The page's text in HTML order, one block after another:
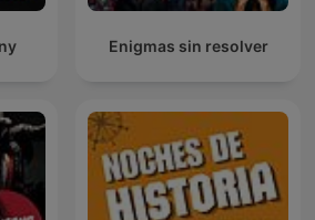
Enigmas sin resolver